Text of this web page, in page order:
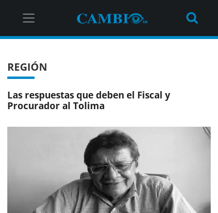
REGIÓN
Las respuestas que deben el Fiscal y
Procurador al Tolima